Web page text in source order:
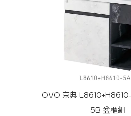
OVO 京典
5B 盆櫃組